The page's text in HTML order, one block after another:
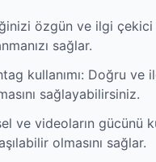
özgün ve ilgi çekici
sağlar.
kullanımı: Doğru
sağlayabilirsiniz.
ve videoların gücünü
olmasını sağlar.